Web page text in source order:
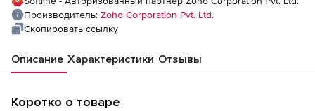
Workstations
Производитель: Zoho Corporation Pvt. Ltd.
Скопировать ссылку
Описание Характеристики Отзывы
Коротко о товаре